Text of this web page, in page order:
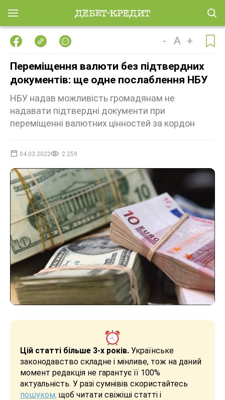
- A +
Переміщення валюти без підтвердних
документів: ще одне послаблення НБУ
НБУ надав можливість громадянам не
надавати підтвердні документи при
переміщенні валютних цінностей за кордон
04.03.2022 2 259
Цій статті більше 3-х років. Українське
законодавство складне і мінливе, тож на даний
момент редакція не гарантує її 100%
актуальність. У разі сумнівів скористайтесь
пошуком, щоб читати свіжіші статті і